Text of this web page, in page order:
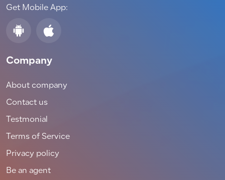
Get Mobile App:
Company
About company
Contact us
Testmonial
Terms of Service
Privacy policy
Be an agent